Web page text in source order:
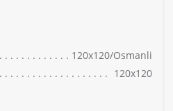
120x120/Osmanli
120x120